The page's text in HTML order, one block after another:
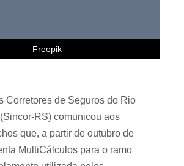
Freepik
Corretores de Seguros do Rio
RS) comunicou aos
que, a partir de outubro de
MultiCálculos para o ramo